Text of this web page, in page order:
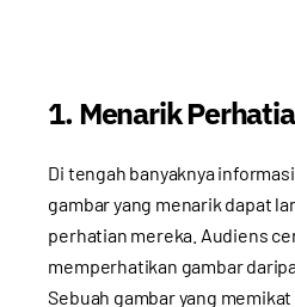
1. Menarik
Di tengah banyaknya
gambar yang menarik dapat
perhatian mereka. Audiens
memperhatikan gambar
Sebuah gambar yang